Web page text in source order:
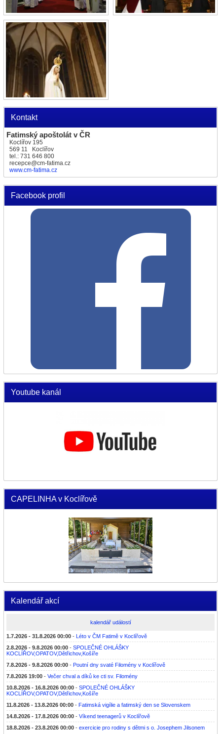
Kontakt
Fatimský apoštolát v ČR
Koclířov 195
569 11 Koclířov
tel.: 731 646 800
recepce@cm-fatima.cz
www.cm-fatima.cz
Facebook profil
Youtube kanál
CAPELINHA v Koclířově
Kalendář akcí
kalendář událostí
1.7.2026 - 31.8.2026 00:00 - Léto v ČM Fatimě v Koclířově
2.8.2026 - 9.8.2026 00:00 - SPOLEČNÉ OHLÁŠKY
KOCLÍŘOV,OPATOV,Dětřichov,Košíře
7.8.2026 - 9.8.2026 00:00 - Poutní dny svaté Filomény v Koclířově
7.8.2026 19:00 - Večer chval a díků ke cti sv. Filomény
10.8.2026 - 16.8.2026 00:00 - SPOLEČNÉ OHLÁŠKY
KOCLÍŘOV,OPATOV,Dětřichov,Košíře
11.8.2026 - 13.8.2026 00:00 - Fatimská vigílie a fatimský den se Slovenskem
14.8.2026 - 17.8.2026 00:00 - Víkend teenagerů v Koclířově
18.8.2026 - 23.8.2026 00:00 - exercicie pro rodiny s dětmi s o. Josephem Jilsonem